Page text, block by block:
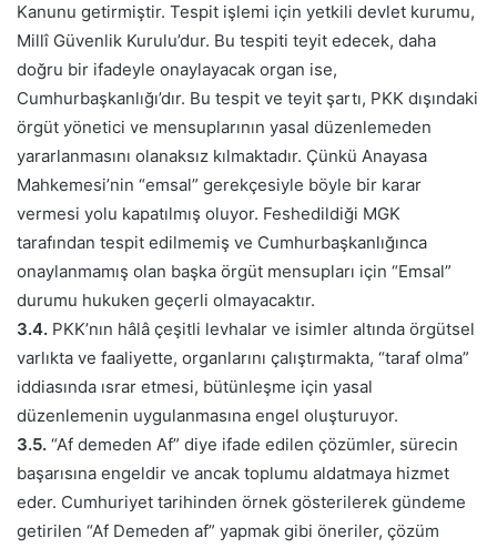
Kanunu getirmiştir. Tespit işlemi için yetkili devlet kurumu,
Millî Güvenlik Kurulu’dur. Bu tespiti teyit edecek, daha
doğru bir ifadeyle onaylayacak organ ise,
Cumhurbaşkanlığı’dır. Bu tespit ve teyit şartı, PKK dışındaki
örgüt yönetici ve mensuplarının yasal düzenlemeden
yararlanmasını olanaksız kılmaktadır. Çünkü Anayasa
Mahkemesi’nin “emsal” gerekçesiyle böyle bir karar
vermesi yolu kapatılmış oluyor. Feshedildiği MGK
tarafından tespit edilmemiş ve Cumhurbaşkanlığınca
onaylanmamış olan başka örgüt mensupları için “Emsal”
durumu hukuken geçerli olmayacaktır.
3.4. PKK’nın hâlâ çeşitli levhalar ve isimler altında örgütsel
varlıkta ve faaliyette, organlarını çalıştırmakta, “taraf olma”
iddiasında ısrar etmesi, bütünleşme için yasal
düzenlemenin uygulanmasına engel oluşturuyor.
3.5. “Af demeden Af” diye ifade edilen çözümler, sürecin
başarısına engeldir ve ancak toplumu aldatmaya hizmet
eder. Cumhuriyet tarihinden örnek gösterilerek gündeme
getirilen “Af Demeden af” yapmak gibi öneriler, çözüm